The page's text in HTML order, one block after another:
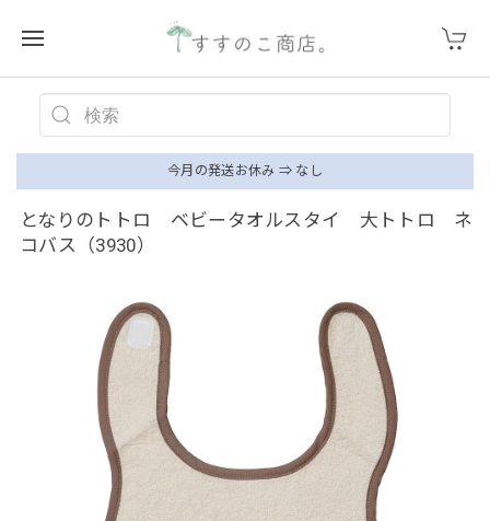
今月の発送お休み ⇒ なし
となりのトトロ ベビータオルスタイ 大トトロ ネ
コバス（3930）